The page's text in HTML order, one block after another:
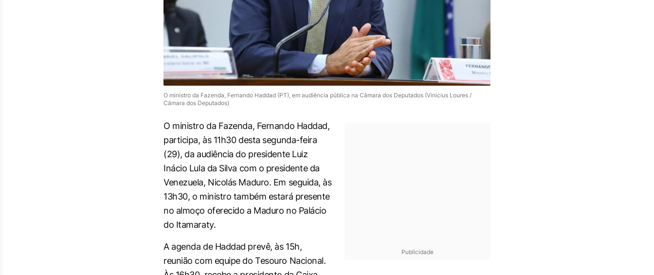
O ministro da Fazenda, Fernando Haddad (PT), em audiência pública na Câmara dos Deputados (Vinicius Loures /
Câmara dos Deputados)
Publicidade
O ministro da Fazenda, Fernando Haddad,
participa, às 11h30 desta segunda-feira
(29), da audiência do presidente Luiz
Inácio Lula da Silva com o presidente da
Venezuela, Nicolás Maduro. Em seguida, às
13h30, o ministro também estará presente
no almoço oferecido a Maduro no Palácio
do Itamaraty.
A agenda de Haddad prevê, às 15h,
reunião com equipe do Tesouro Nacional.